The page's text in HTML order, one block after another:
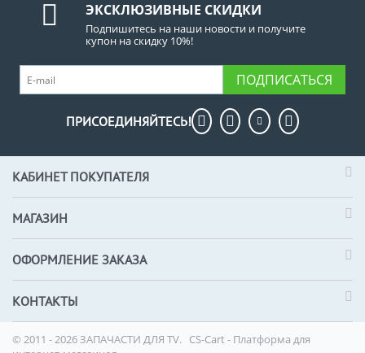
ЭКСКЛЮЗИВНЫЕ СКИДКИ
Подпишитесь на наши новости и получите
купон на скидку 10%!
ПОДПИСАТЬСЯ
ПРИСОЕДИНЯЙТЕСЬ!
КАБИНЕТ ПОКУПАТЕЛЯ
МАГАЗИН
ОФОРМЛЕНИЕ ЗАКАЗА
КОНТАКТЫ
© 2011 - 2026 ЗАПАЧАСТИ ДЛЯ TV. CS-Cart - Платформа для